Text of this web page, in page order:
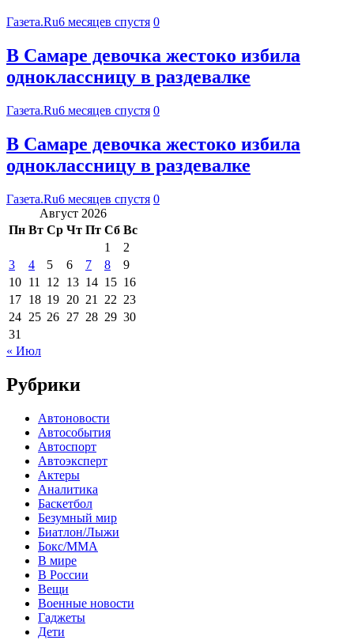
Газета.Ru6 месяцев спустя 0
В Самаре девочка жестоко избила
одноклассницу в раздевалке
Газета.Ru6 месяцев спустя 0
В Самаре девочка жестоко избила
одноклассницу в раздевалке
Газета.Ru6 месяцев спустя 0
Август 2026
Пн Вт Ср Чт Пт Сб Вс
1
2
3
4 5 6 7 8
9
10 11 12 13 14 15 16
17 18 19 20 21 22 23
24 25 26 27 28 29 30
31
« Июл
Рубрики
Автоновости
Автособытия
Автоспорт
Автоэксперт
Актеры
Аналитика
Баскетбол
Безумный мир
Биатлон/Лыжи
Бокс/MMA
В мире
В России
Вещи
Военные новости
Гаджеты
Дети